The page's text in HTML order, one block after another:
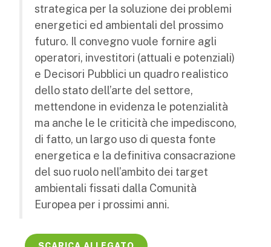
strategica per la soluzione dei problemi
energetici ed ambientali del prossimo
futuro. Il convegno vuole fornire agli
operatori, investitori (attuali e potenziali)
e Decisori Pubblici un quadro realistico
dello stato dell’arte del settore,
mettendone in evidenza le potenzialità
ma anche le le criticità che impediscono,
di fatto, un largo uso di questa fonte
energetica e la definitiva consacrazione
del suo ruolo nell’ambito dei target
ambientali fissati dalla Comunità
Europea per i prossimi anni.